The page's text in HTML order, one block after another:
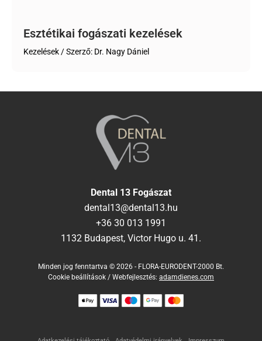
Esztétikai fogászati kezelések
Kezelések / Szerző: Dr. Nagy Dániel
Dental 13 Fogászat
dental13@dental13.hu
+36 30 013 1991
1132 Budapest, Victor Hugo u. 41.
Minden jog fenntartva © 2026 - FLORA-EURODENT-2000 Bt.
Cookie beállítások / Webfejlesztés: adamdienes.com